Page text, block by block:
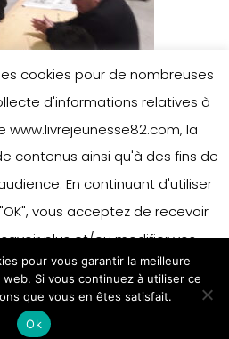
cookies pour de nombreuses
d'informations relatives à
www.livrejeunesse82.com, la
contenus ainsi qu'à des fins de
En continuant d'utiliser
vous acceptez de recevoir
plus et/ou modifier vos
cookies, merci de vous référer
les cookies.
Accepter
savoir plus
pour vous garantir la meilleure
Si vous continuez à utiliser ce
que vous en êtes satisfait.
Ok